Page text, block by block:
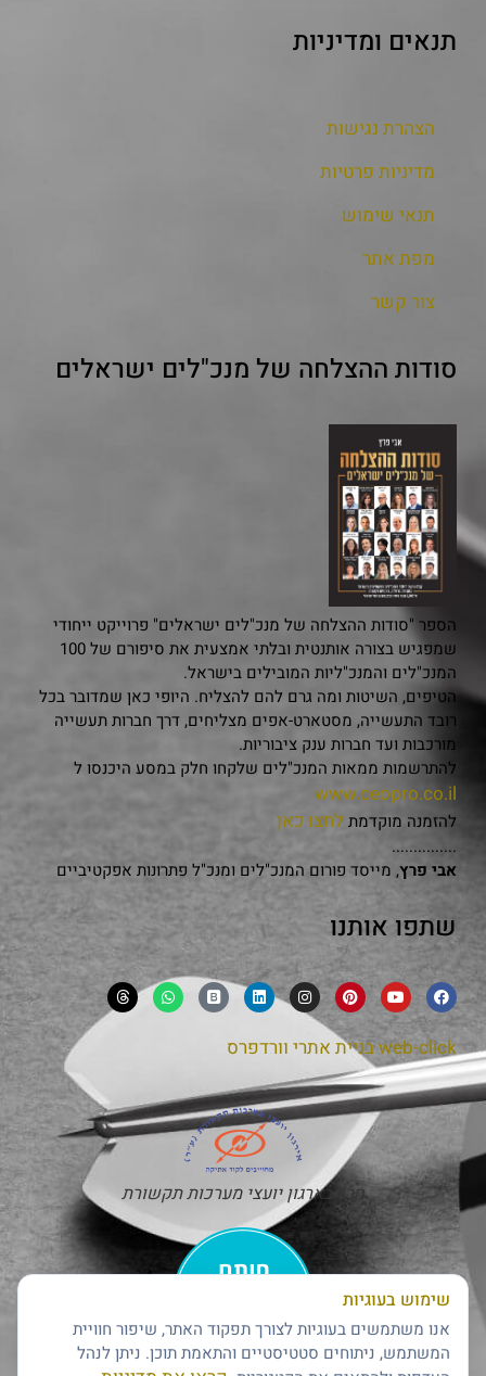
תנאים ומדיניות
הצהרת נגישות
מדיניות פרטיות
תנאי שימוש
מפת אתר
צור קשר
סודות ההצלחה של מנכ"לים ישראלים
הספר "סודות ההצלחה של מנכ"לים ישראלים" פרוייקט ייחודי
שמפגיש בצורה אותנטית ובלתי אמצעית את סיפורם של 100
המנכ"לים והמנכ"ליות המובילים בישראל.
הטיפים, השיטות ומה גרם להם להצליח. היופי כאן שמדובר בכל
רובד התעשייה, מסטארט-אפים מצליחים, דרך חברות תעשייה
מורכבות ועד חברות ענק ציבוריות.
להתרשמות ממאות המנכ"לים שלקחו חלק במסע היכנסו ל
www.ceopro.co.il
להזמנה מוקדמת לחצו כאן
...............
אבי פרץ, מייסד פורום המנכ"לים ומנכ"ל פתרונות אפקטיביים
שתפו אותנו
web-clickבניית אתרי וורדפרס
חבר בארגון יועצי מערכות תקשורת
שימוש בעוגיות
אנו משתמשים בעוגיות לצורך תפקוד האתר, שיפור חוויית
המשתמש, ניתוחים סטטיסטיים והתאמת תוכן. ניתן לנהל